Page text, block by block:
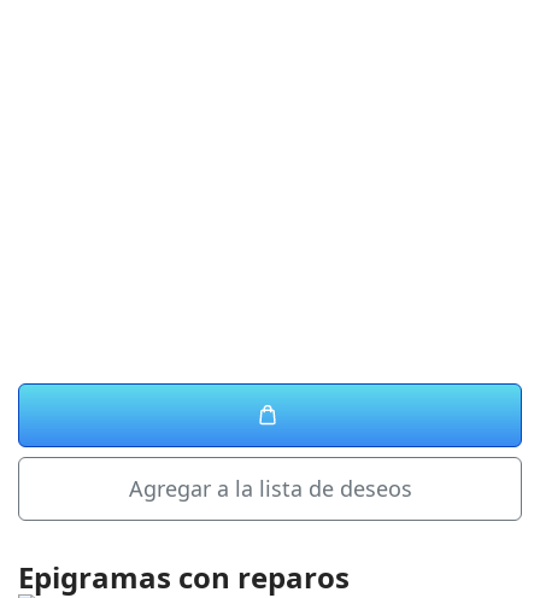
Agregar a la lista de deseos
Epigramas con reparos